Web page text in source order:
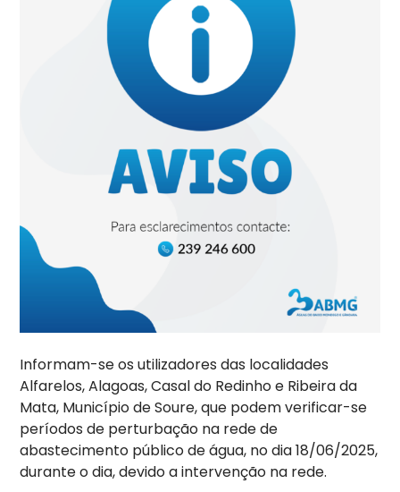
Informam-se os utilizadores das localidades
Alfarelos, Alagoas, Casal do Redinho e Ribeira da
Mata, Município de Soure, que podem verificar-se
períodos de perturbação na rede de
abastecimento público de água, no dia 18/06/2025,
durante o dia, devido a intervenção na rede.